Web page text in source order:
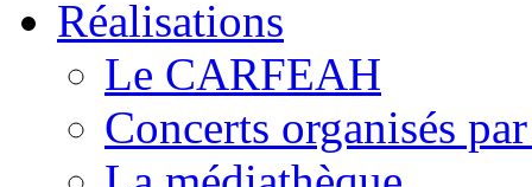
Réalisations
Le CARFEAH
Concerts organisés